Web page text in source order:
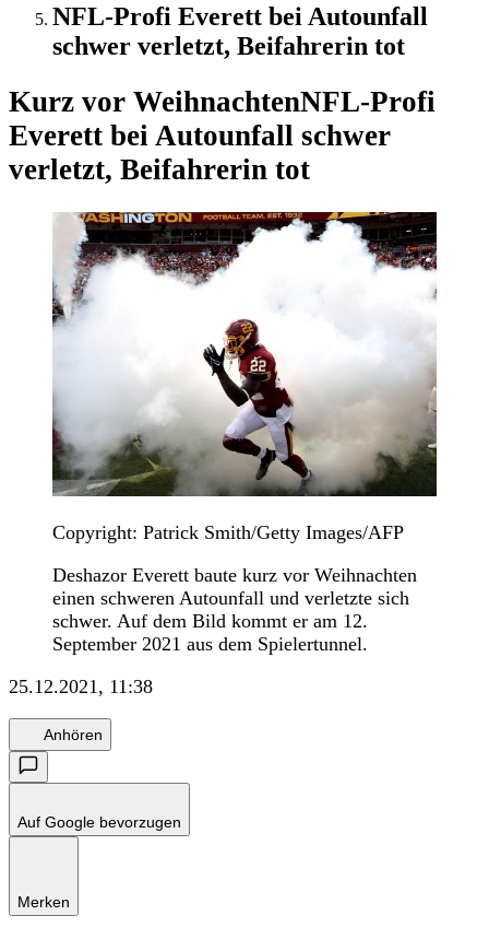
NFL-Profi Everett bei Autounfall
schwer verletzt, Beifahrerin tot
Kurz vor WeihnachtenNFL-Profi
Everett bei Autounfall schwer
verletzt, Beifahrerin tot
Copyright: Patrick Smith/Getty Images/AFP
Deshazor Everett baute kurz vor Weihnachten
einen schweren Autounfall und verletzte sich
schwer. Auf dem Bild kommt er am 12.
September 2021 aus dem Spielertunnel.
25.12.2021, 11:38
Anhören
Auf Google bevorzugen
Merken